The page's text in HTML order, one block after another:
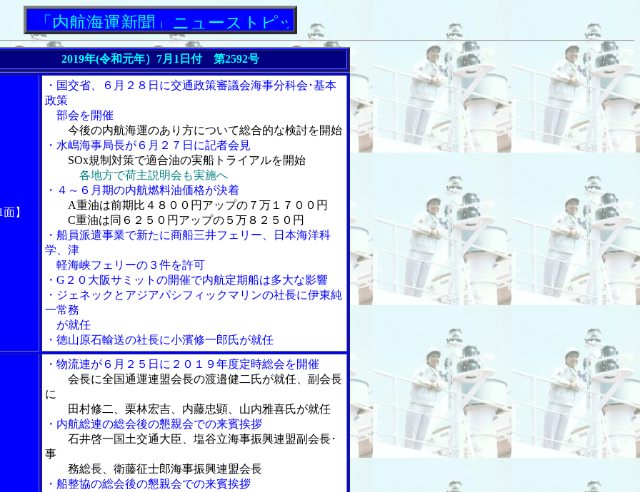
内航海運新聞」ニューストピックス
2019年(令和元年）7月1日付 第2592号
】
・国交省、６月２８日に交通政策審議会海事分科会･基本
政策
部会を開催
今後の内航海運のあり方について総合的な検討を開始
・水嶋海事局長が６月２７日に記者会見
SOx規制対策で適合油の実船トライアルを開始
各地方で荷主説明会も実施へ
・４～６月期の内航燃料油価格が決着
A重油は前期比４８００円アップの７万１７００円
C重油は同６２５０円アップの５万８２５０円
・船員派遣事業で新たに商船三井フェリー、日本海洋科
学、津
軽海峡フェリーの３件を許可
・G２０大阪サミットの開催で内航定期船は多大な影響
・ジェネックとアジアパシフィックマリンの社長に伊東純
一常務
が就任
・徳山原石輸送の社長に小濱修一郎氏が就任
・物流連が６月２５日に２０１９年度定時総会を開催
会長に全国通運連盟会長の渡邉健二氏が就任、副会長
に
田村修二、栗林宏吉、内藤忠顕、山内雅喜氏が就任
・内航総連の総会後の懇親会での来賓挨拶
石井啓一国土交通大臣、塩谷立海事振興連盟副会長･
事
務総長、衛藤征士郎海事振興連盟会長
・船整協の総会後の懇親会での来賓挨拶